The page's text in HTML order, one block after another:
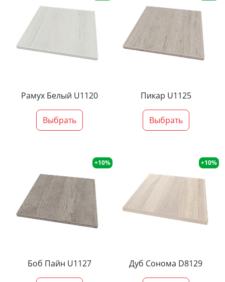
Рамух Белый U1120
Выбрать
Пикар U1125
Выбрать
+10%
Боб Пайн U1127
+10%
Дуб Сонома D8129